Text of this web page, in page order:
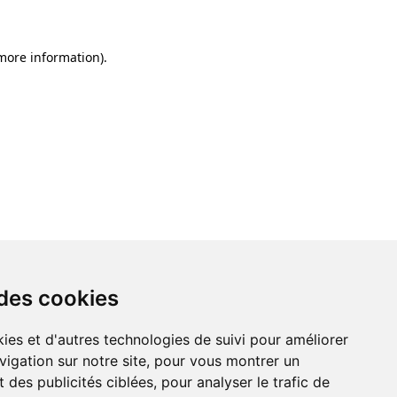
cookies
et d'autres technologies de suivi pour améliorer
sur notre site, pour vous montrer un
des publicités ciblées, pour analyser le trafic de
information).